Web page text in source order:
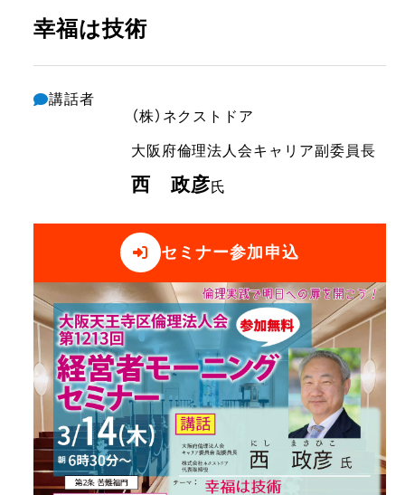
幸福は技術
講話者
（株）ネクストドア
大阪府倫理法人会キャリア副委員長
西 政彦氏
セミナー参加申込